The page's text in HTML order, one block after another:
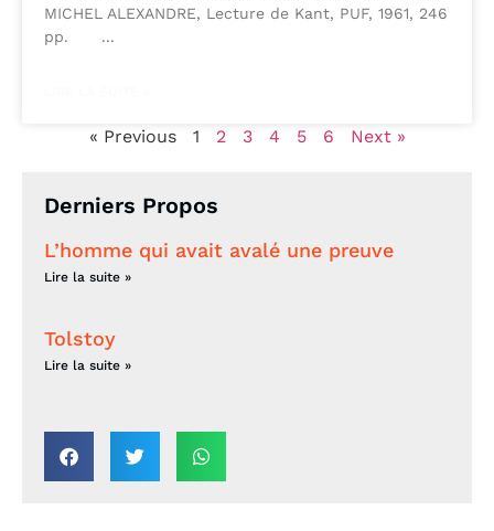
MICHEL ALEXANDRE, Lecture de Kant, PUF, 1961, 246
pp.
« Previous 1 2 3 4 5 6 Next »
Derniers Propos
L’homme qui avait avalé une preuve
Lire la suite »
Tolstoy
Lire la suite »